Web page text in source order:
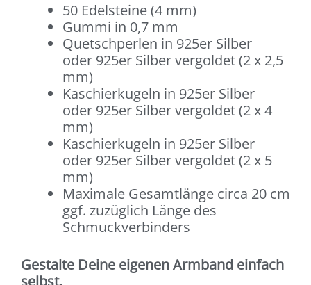
50 Edelsteine (4 mm)
Gummi in 0,7 mm
Quetschperlen in 925er Silber
oder 925er Silber vergoldet (2 x 2,5
mm)
Kaschierkugeln in 925er Silber
oder 925er Silber vergoldet (2 x 4
mm)
Kaschierkugeln in 925er Silber
oder 925er Silber vergoldet (2 x 5
mm)
Maximale Gesamtlänge circa 20 cm
ggf. zuzüglich Länge des
Schmuckverbinders
Gestalte Deine eigenen Armband einfach